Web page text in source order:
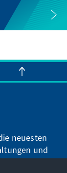
neuesten
und